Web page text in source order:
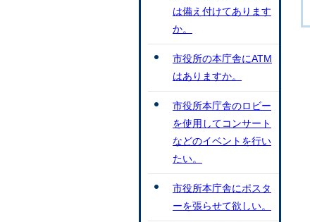
は備え付けてあります
か。
市役所の本庁舎にATM
はありますか。
市役所本庁舎のロビー
を使用してコンサート
などのイベントを行い
たい。
市役所本庁舎にポスタ
ーを張らせて欲しい。